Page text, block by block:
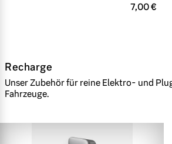
7,00 €
Recharge
Unser Zubehör für reine Elektro- und
Fahrzeuge.